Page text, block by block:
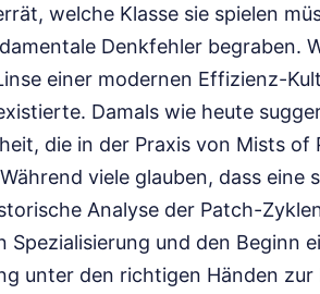
welche Klasse sie spielen
Denkfehler begraben.
einer modernen Effizienz-
Damals wie heute
die in der Praxis von Mists of
viele glauben, dass eine
Analyse der Patch-
und den Beginn
unter den richtigen Händen